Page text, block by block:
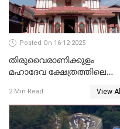
Posted On 16-12-2025
തിരുവൈരാണിക്കുളം
മഹാദേവ ക്ഷേത്രത്തിലെ
ജനുവരി 2 ന് തുടക്കമാകും
2 Min Read View All